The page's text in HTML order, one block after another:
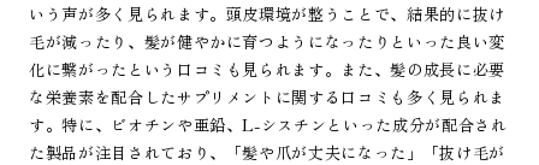
いう声が多く見られます。頭皮環境が整うことで、結果的に抜け
毛が減ったり、髪が健やかに育つようになったりといった良い変
化に繋がったという口コミも見られます。また、髪の成長に必要
な栄養素を配合したサプリメントに関する口コミも多く見られま
す。特に、ビオチンや亜鉛、L-シスチンといった成分が配合され
た製品が注目されており、「髪や爪が丈夫になった」「抜け毛が